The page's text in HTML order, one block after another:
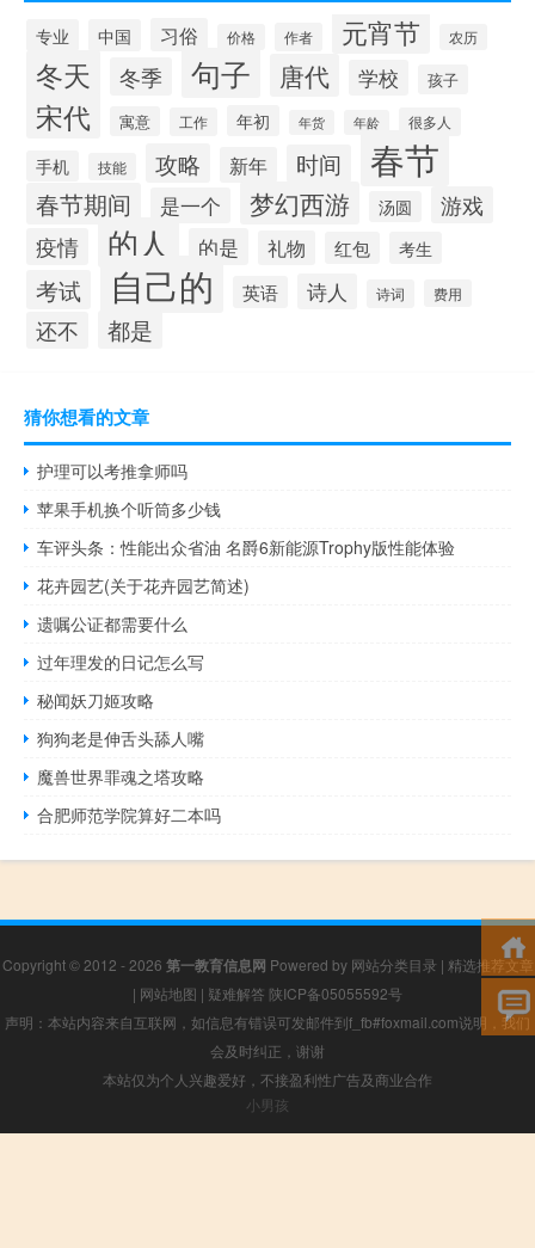
专业 中国 习俗 价格 作者 元宵节 农历
冬天 冬季 句子 唐代 学校 孩子
宋代 寓意 工作 年初 年货 年龄 很多人
手机 技能 攻略 新年 时间 春节
春节期间 是一个 梦幻西游 汤圆
游戏
疫情
的人 的是 礼物 红包 考生
考试 自己的 英语 诗人 诗词 费用
还不 都是
猜你想看的文章
护理可以考推拿师吗
苹果手机换个听筒多少钱
车评头条：性能出众省油 名爵6新能源Trophy版性能体验
花卉园艺(关于花卉园艺简述)
遗嘱公证都需要什么
过年理发的日记怎么写
秘闻妖刀姬攻略
狗狗老是伸舌头舔人嘴
魔兽世界罪魂之塔攻略
合肥师范学院算好二本吗
Copyright © 2012 - 2026 第一教育信息网 Powered by 网站分类目录 | 精选推荐文章
| 网站地图 | 疑难解答 陕ICP备05055592号
声明：本站内容来自互联网，如信息有错误可发邮件到f_fb#foxmail.com说明，我们
会及时纠正，谢谢
本站仅为个人兴趣爱好，不接盈利性广告及商业合作
小男孩